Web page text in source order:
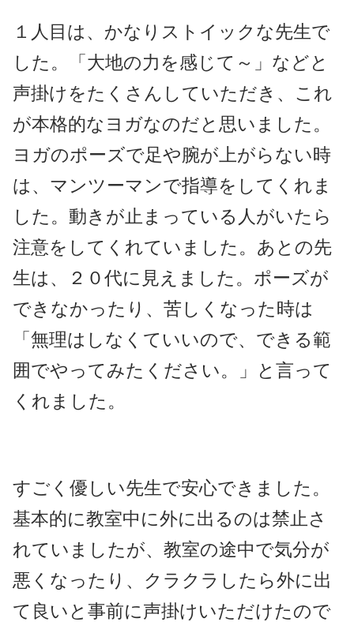
１人目は、かなりストイックな先生で
した。「大地の力を感じて～」などと
声掛けをたくさんしていただき、これ
が本格的なヨガなのだと思いました。
ヨガのポーズで足や腕が上がらない時
は、マンツーマンで指導をしてくれま
した。動きが止まっている人がいたら
注意をしてくれていました。あとの先
生は、２０代に見えました。ポーズが
できなかったり、苦しくなった時は
「無理はしなくていいので、できる範
囲でやってみたください。」と言って
くれました。
すごく優しい先生で安心できました。
基本的に教室中に外に出るのは禁止さ
れていましたが、教室の途中で気分が
悪くなったり、クラクラしたら外に出
て良いと事前に声掛けいただけたので